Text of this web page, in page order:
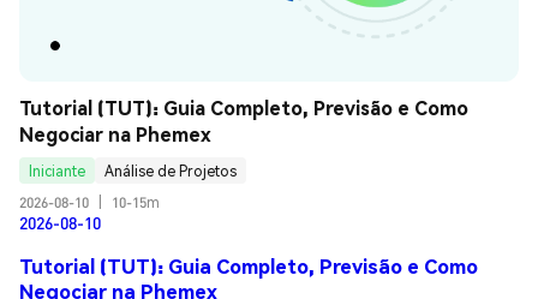
Tutorial (TUT): Guia Completo, Previsão e Como
Negociar na Phemex
Iniciante
Análise de Projetos
2026-08-10
10-15m
2026-08-10
Tutorial (TUT): Guia Completo, Previsão e Como
Negociar na Phemex